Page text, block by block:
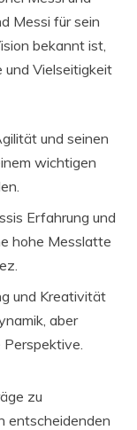
Messi für sein
bekannt ist,
und Vielseitigkeit
und seinen
wichtigen
Erfahrung und
hohe Messlatte
und Kreativität
aber
zu
entscheidenden